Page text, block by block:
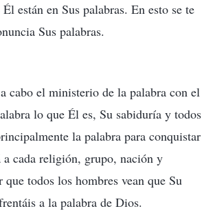
están en Sus palabras. En esto se te
Sus palabras.
cabo el ministerio de la palabra con el
lo que Él es, Su sabiduría y todos
la palabra para conquistar
cada religión, grupo, nación y
todos los hombres vean que Su
a la palabra de Dios.